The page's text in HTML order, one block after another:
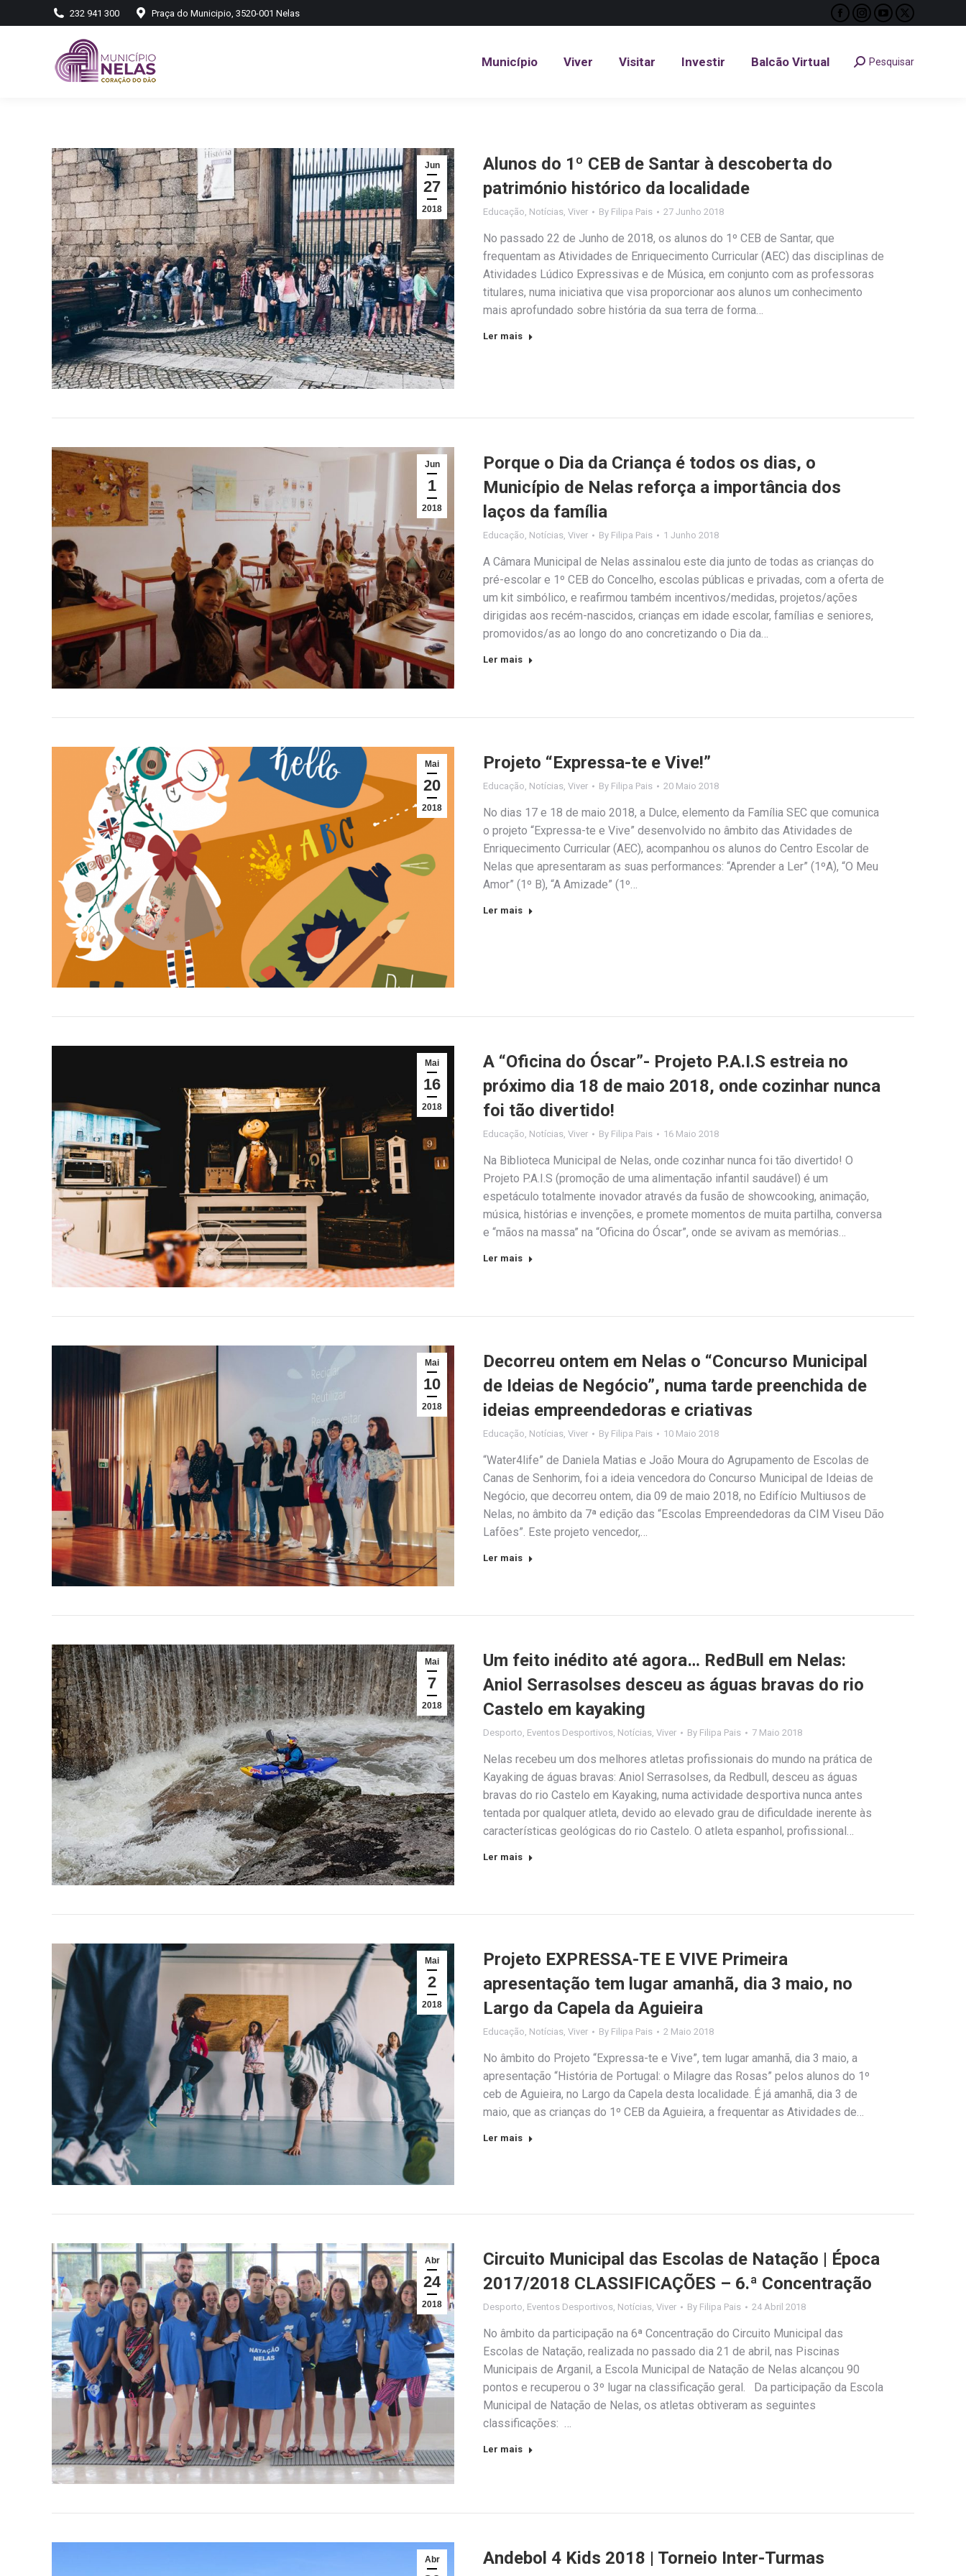
232 941 300 Praça do Municipio, 3520-001 Nelas
Facebook
opens
Instagram
opens
YouTube
opens
X
opens
Município Viver Visitar Investir Balcão Virtual Search:Pesquisar
Jun
27
2018
Alunos do 1º CEB de Santar à descoberta do
património histórico da localidade
Educação, Notícias, Viver By Filipa Pais 27 Junho 2018
No passado 22 de Junho de 2018, os alunos do 1º CEB de Santar, que
frequentam as Atividades de Enriquecimento Curricular (AEC) das disciplinas de
Atividades Lúdico Expressivas e de Música, em conjunto com as professoras
titulares, numa iniciativa que visa proporcionar aos alunos um conhecimento
mais aprofundado sobre história da sua terra de forma…
Ler mais
Jun
1
2018
Porque o Dia da Criança é todos os dias, o
Município de Nelas reforça a importância dos
laços da família
Educação, Notícias, Viver By Filipa Pais 1 Junho 2018
A Câmara Municipal de Nelas assinalou este dia junto de todas as crianças do
pré-escolar e 1º CEB do Concelho, escolas públicas e privadas, com a oferta de
um kit simbólico, e reafirmou também incentivos/medidas, projetos/ações
dirigidas aos recém-nascidos, crianças em idade escolar, famílias e seniores,
promovidos/as ao longo do ano concretizando o Dia da…
Ler mais
Mai
20
2018
Projeto “Expressa-te e Vive!”
Educação Notícias Viver By Filipa Pais 20 Maio 2018
No dias 17 e 18 de maio 2018, a Dulce, elemento da Família SEC que comunica
o projeto “Expressa-te e Vive” desenvolvido no âmbito das Atividades de
Enriquecimento Curricular (AEC), acompanhou os alunos do Centro Escolar de
Nelas que apresentaram as suas performances: “Aprender a Ler” (1ºA), “O Meu
Amor” (1º B), “A Amizade” (1º…
Ler mais
Mai
16
2018
A “Oficina do Óscar”- Projeto P.A.I.S estreia no
próximo dia 18 de maio 2018, onde cozinhar nunca
foi tão divertido!
Educação, Notícias, Viver By Filipa Pais 16 Maio 2018
Na Biblioteca Municipal de Nelas, onde cozinhar nunca foi tão divertido! O
Projeto P.A.I.S (promoção de uma alimentação infantil saudável) é um
espetáculo totalmente inovador através da fusão de showcooking, animação,
música, histórias e invenções, e promete momentos de muita partilha, conversa
e “mãos na massa” na “Oficina do Óscar”, onde se avivam as memórias…
Ler mais
Mai
10
2018
Decorreu ontem em Nelas o “Concurso Municipal
de Ideias de Negócio”, numa tarde preenchida de
ideias empreendedoras e criativas
Educação Notícias Viver By Filipa Pais 10 Maio 2018
“Water4life” de Daniela Matias e João Moura do Agrupamento de Escolas de
Canas de Senhorim, foi a ideia vencedora do Concurso Municipal de Ideias de
Negócio, que decorreu ontem, dia 09 de maio 2018, no Edifício Multiusos de
Nelas, no âmbito da 7ª edição das “Escolas Empreendedoras da CIM Viseu Dão
Lafões”. Este projeto vencedor,…
Ler mais
Mai
7
2018
Um feito inédito até agora… RedBull em Nelas:
Aniol Serrasolses desceu as águas bravas do rio
Castelo em kayaking
Desporto, Eventos Desportivos, Notícias, Viver By Filipa Pais 7 Maio 2018
Nelas recebeu um dos melhores atletas profissionais do mundo na prática de
Kayaking de águas bravas: Aniol Serrasolses, da Redbull, desceu as águas
bravas do rio Castelo em Kayaking, numa actividade desportiva nunca antes
tentada por qualquer atleta, devido ao elevado grau de dificuldade inerente às
características geológicas do rio Castelo. O atleta espanhol, profissional…
Ler mais
Mai
2
2018
Projeto EXPRESSA-TE E VIVE Primeira
apresentação tem lugar amanhã, dia 3 maio, no
Largo da Capela da Aguieira
Educação, Notícias, Viver By Filipa Pais 2 Maio 2018
No âmbito do Projeto “Expressa-te e Vive”, tem lugar amanhã, dia 3 maio, a
apresentação “História de Portugal: o Milagre das Rosas” pelos alunos do 1º
ceb de Aguieira, no Largo da Capela desta localidade. É já amanhã, dia 3 de
maio, que as crianças do 1º CEB da Aguieira, a frequentar as Atividades de…
Ler mais
Abr
24
2018
Circuito Municipal das Escolas de Natação | Época
2017/2018 CLASSIFICAÇÕES – 6.ª Concentração
Desporto Eventos Desportivos Notícias Viver By Filipa Pais 24 Abril 2018
No âmbito da participação na 6ª Concentração do Circuito Municipal das
Escolas de Natação, realizada no passado dia 21 de abril, nas Piscinas
Municipais de Arganil, a Escola Municipal de Natação de Nelas alcançou 90
pontos e recuperou o 3º lugar na classificação geral. Da participação da Escola
Municipal de Natação de Nelas, os atletas obtiveram as seguintes
classificações: …
Ler mais
Abr Andebol 4 Kids 2018 | Torneio Inter-Turmas
Município Viver Visitar Investir Balcão Virtual Search:
Pesquisar